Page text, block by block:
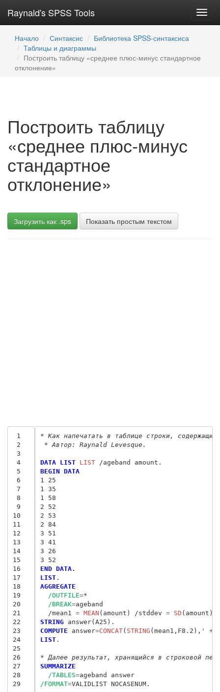
Raynald's SPSS Tools
Начало Синтаксис
Библиотека SPSS-синтаксиса
Таблицы и диаграммы
Построить таблицу «среднее плюс-минус стандартное
отклонение»
Построить таблицу
«среднее плюс-минус
стандартное
отклонение»
Загрузить как .sps Показать простым текстом
1
2
3
4
5
6
7
8
9
10
11
12
13
14
15
16
17
18
19
20
21
22
23
24
25
26
27
28
29
* Как напечатать в таблице строки,
* Автор: Raynald Levesque.
DATA LIST LIST
BEGIN DATA
1 25
1 35
1 58
2 52
2 53
2 84
3 51
3 41
3 26
3 52
END DATA.
LIST
AGGREGATE
/OUTFILE=*
/BREAK=ageband
  /mean1
= MEAN (amount) /stddev = SD
STRING
COMPUTE answer=CONCAT( STRING (mean1,F8.2), '
LIST.
* Далее результат, хранящийся в строковой
SUMMARIZE
/TABLES=
ageband answer
/FORMAT=